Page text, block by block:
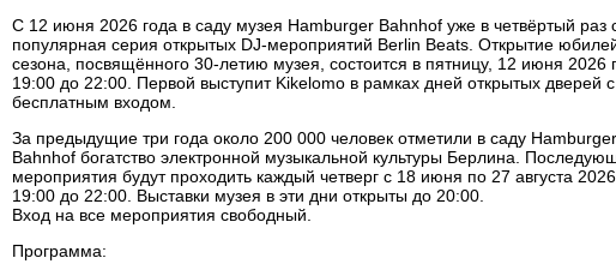
С 12 июня 2026 года в саду музея Hamburger Bahnhof уже в четвёртый раз
популярная серия открытых DJ-мероприятий Berlin Beats. Открытие
сезона, посвящённого 30-летию музея, состоится в пятницу, 12 июня 2026
19:00 до 22:00. Первой выступит Kikelomo в рамках дней открытых дверей с
бесплатным входом.
За предыдущие три года около 200 000 человек отметили в саду Hamburger
Bahnhof богатство электронной музыкальной культуры Берлина.
мероприятия будут проходить каждый четверг с 18 июня по 27 августа
19:00 до 22:00. Выставки музея в эти дни открыты до 20:00.
Вход на все мероприятия свободный.
Программа: